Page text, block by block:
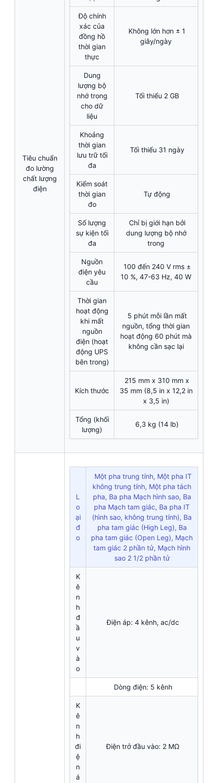
Tiêu chuẩn
đo lường
chất lượng
điện
Độ chính
xác của
đồng hồ
thời gian
thực
Không lớn hơn ± 1
giây/ngày
Dung
lượng bộ
nhớ trong
cho dữ
liệu
Tối thiểu 2 GB
Khoảng
thời gian
lưu trữ tối
đa
Tối thiểu 31 ngày
Kiểm soát
thời gian
đo
Tự động
Số lượng
sự kiện tối
đa
Chỉ bị giới hạn bởi
dung lượng bộ nhớ
trong
Nguồn
điện yêu
cầu
100 đến 240 V rms ±
10 %, 47-63 Hz, 40 W
Thời gian
hoạt động
khi mất
nguồn
điện (hoạt
động UPS
bên trong)
5 phút mỗi lần mất
nguồn, tổng thời gian
hoạt động 60 phút mà
không cần sạc lại
Kích thước
215 mm x 310 mm x
35 mm (8,5 in x 12,2 in
x 3,5 in)
Tổng (khối
lượng)
6,3 kg (14 lb)
L
o
ại
đ
o
Một pha trung tính, Một pha IT
không trung tính, Một pha tách
pha, Ba pha Mạch hình sao, Ba
pha Mạch tam giác, Ba pha IT
(hình sao, không trung tính), Ba
pha tam giác (High Leg), Ba
pha tam giác (Open Leg), Mạch
tam giác 2 phần tử, Mạch hình
sao 2 1/2 phần tử
K
ê
n
h
đ
ầ
u
v
à
o
Điện áp: 4 kênh, ac/dc
Dòng điện: 5 kênh
K
ê
n
h
đi
ệ
n
á
Điện trở đầu vào: 2 MΩ